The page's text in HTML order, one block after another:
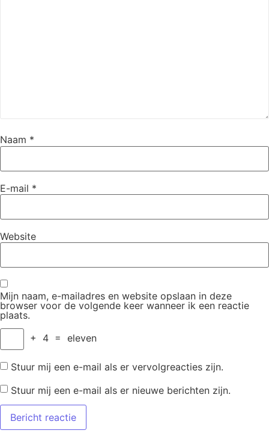
Naam *
E-mail *
Website
Mijn naam, e-mailadres en website opslaan in deze
browser voor de volgende keer wanneer ik een reactie
plaats.
+
4 = eleven
Stuur mij een e-mail als er vervolgreacties zijn.
Stuur mij een e-mail als er nieuwe berichten zijn.